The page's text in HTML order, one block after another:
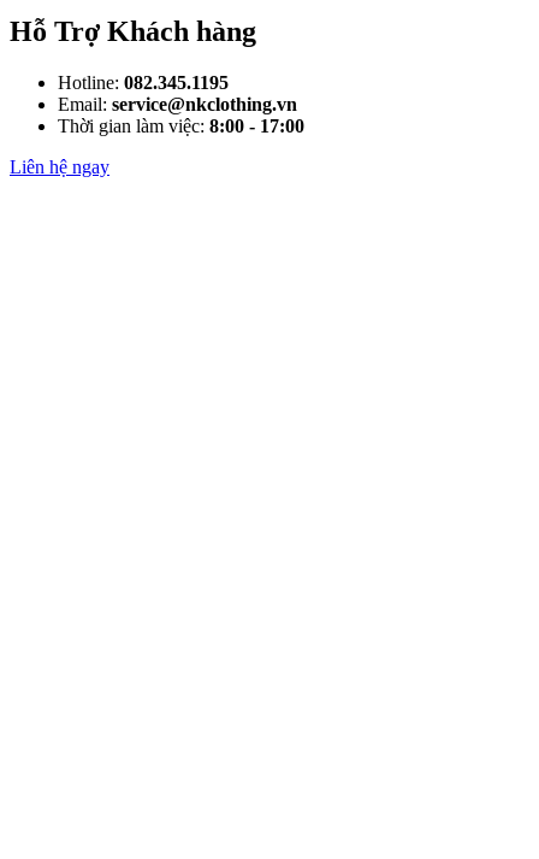
Hỗ Trợ Khách hàng
Hotline: 082.345.1195
Email: service@nkclothing.vn
Thời gian làm việc: 8:00 - 17:00
Liên hệ ngay